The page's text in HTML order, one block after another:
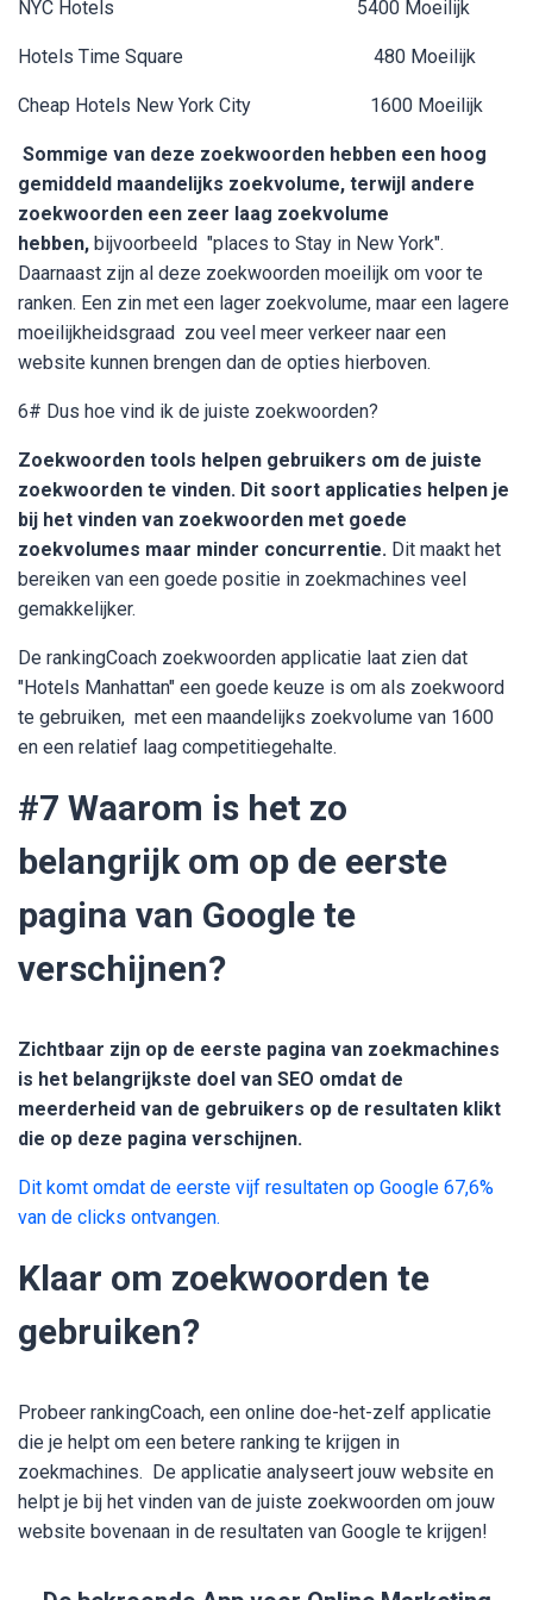
NYC Hotels 5400 Moeilijk
Hotels Time Square 480 Moeilijk
Cheap Hotels New York City 1600 Moeilijk
Sommige van deze zoekwoorden hebben een hoog
gemiddeld maandelijks zoekvolume, terwijl andere
zoekwoorden een zeer laag zoekvolume
hebben, bijvoorbeeld "places to Stay in New York".
Daarnaast zijn al deze zoekwoorden moeilijk om voor te
ranken. Een zin met een lager zoekvolume, maar een lagere
moeilijkheidsgraad zou veel meer verkeer naar een
website kunnen brengen dan de opties hierboven.
6# Dus hoe vind ik de juiste zoekwoorden?
Zoekwoorden tools helpen gebruikers om de juiste
zoekwoorden te vinden. Dit soort applicaties helpen je
bij het vinden van zoekwoorden met goede
zoekvolumes maar minder concurrentie. Dit maakt het
bereiken van een goede positie in zoekmachines veel
gemakkelijker.
De rankingCoach zoekwoorden applicatie laat zien dat
"Hotels Manhattan" een goede keuze is om als zoekwoord
te gebruiken, met een maandelijks zoekvolume van 1600
en een relatief laag competitiegehalte.
#7 Waarom is het zo
belangrijk om op de eerste
pagina van Google te
verschijnen?
Zichtbaar zijn op de eerste pagina van zoekmachines
is het belangrijkste doel van SEO omdat de
meerderheid van de gebruikers op de resultaten klikt
die op deze pagina verschijnen.
Dit komt omdat de eerste vijf resultaten op Google 67,6%
van de clicks ontvangen.
Klaar om zoekwoorden te
gebruiken?
Probeer rankingCoach, een online doe-het-zelf applicatie
die je helpt om een betere ranking te krijgen in
zoekmachines. De applicatie analyseert jouw website en
helpt je bij het vinden van de juiste zoekwoorden om jouw
website bovenaan in de resultaten van Google te krijgen!